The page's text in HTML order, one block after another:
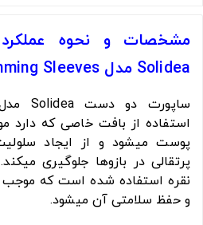
مشخصات و نحوه
Solidea مدل Slimming Sleeves:
استفاده از بافت خاصی که دارد
پوست میشود و از ایجاد
پرتقالی در بازوها جلوگیری
نقره استفاده شده است که
و حفظ سلامتی آن میشود.